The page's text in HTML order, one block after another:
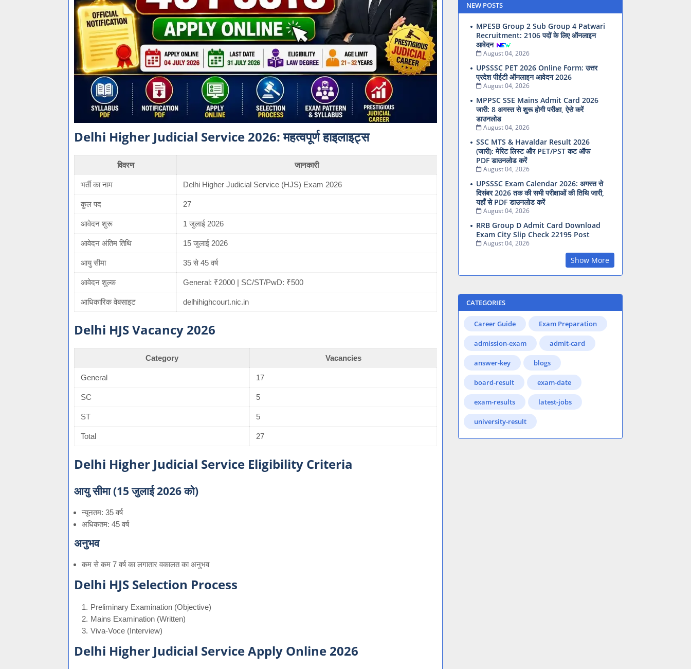
Delhi Higher Judicial Service 2026: महत्वपूर्ण हाइलाइट्स
विवरण जानकारी
भर्ती का नाम Delhi Higher Judicial Service (HJS) Exam 2026
कुल पद 27
आवेदन शुरू 1 जुलाई 2026
आवेदन अंतिम तिथि 15 जुलाई 2026
आयु सीमा 35 से 45 वर्ष
आवेदन शुल्क General: ₹2000 | SC/ST/PwD: ₹500
आधिकारिक वेबसाइट delhihighcourt.nic.in
Delhi HJS Vacancy 2026
Category Vacancies
General 17
SC 5
ST 5
Total 27
Delhi Higher Judicial Service Eligibility Criteria
आयु सीमा (15 जुलाई 2026 को)
न्यूनतम: 35 वर्ष
अधिकतम: 45 वर्ष
अनुभव
कम से कम 7 वर्ष का लगातार वकालत का अनुभव
Delhi HJS Selection Process
Preliminary Examination (Objective)
Mains Examination (Written)
Viva-Voce (Interview)
Delhi Higher Judicial Service Apply Online 2026
NEW POSTS
MPESB Group 2 Sub Group 4 Patwari
Recruitment: 2106 पदों के लिए ऑनलाइन
आवेदन
August 04, 2026
UPSSSC PET 2026 Online Form: उत्तर
प्रदेश पीईटी ऑनलाइन आवेदन 2026
August 04, 2026
MPPSC SSE Mains Admit Card 2026
जारी: 8 अगस्त से शुरू होगी परीक्षा, ऐसे करें
डाउनलोड
August 04, 2026
SSC MTS & Havaldar Result 2026
(जारी): मेरिट लिस्ट और PET/PST कट ऑफ
PDF डाउनलोड करें
August 04, 2026
UPSSSC Exam Calendar 2026: अगस्त से
दिसंबर 2026 तक की सभी परीक्षाओं की तिथि जारी,
यहाँ से PDF डाउनलोड करें
August 04, 2026
RRB Group D Admit Card Download
Exam City Slip Check 22195 Post
August 04, 2026
Show More
CATEGORIES
Career Guide Exam Preparation
admission-exam admit-card
answer-key blogs
board-result exam-date
exam-results latest-jobs
university-result